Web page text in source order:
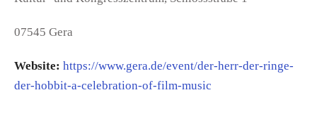
07545 Gera
Website: https://www.gera.de/event/der-herr-der-ringe-
der-hobbit-a-celebration-of-film-music